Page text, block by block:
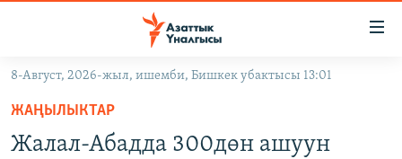
Навигацияга
өтүңүз
Издөөгө
салыңыз
8-Август, 2026-жыл, ишемби, Бишкек убактысы 13:01
ЖАҢЫЛЫКТАР
Жалал-Абадда 300дөн ашуун